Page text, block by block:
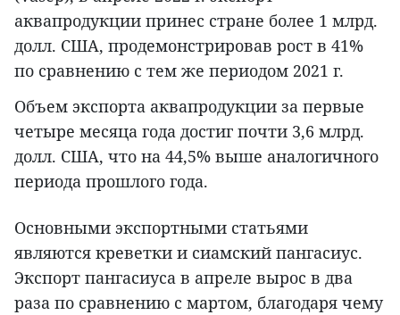
аквапродукции принес стране более 1 млрд.
долл. США, продемонстрировав рост в 41%
по сравнению с тем же периодом 2021 г.
Объем экспорта аквапродукции за первые
четыре месяца года достиг почти 3,6 млрд.
долл. США, что на 44,5% выше аналогичного
периода прошлого года.
Основными экспортными статьями
являются креветки и cиамский пангасиус.
Экспорт пангасиуса в апреле вырос в два
раза по сравнению с мартом, благодаря чему